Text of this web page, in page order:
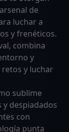
de
luchar a
y frenéticos.
combina
y
y luchar
sublime
y despiadados
con
punta